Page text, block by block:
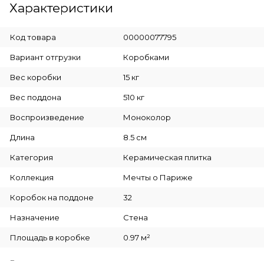
Характеристики
Код товара 00000077795
Вариант отгрузки Коробками
Вес коробки 15 кг
Вес поддона 510 кг
Воспроизведение Моноколор
Длина 8.5 см
Категория Керамическая плитка
Коллекция Мечты о Париже
Коробок на поддоне 32
Назначение Стена
Площадь в коробке 0.97 м²